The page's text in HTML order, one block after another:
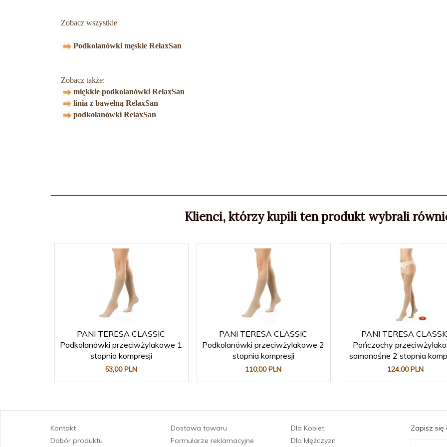
Zobacz wszystkie
Podkolanówki męskie RelaxSan
Zobacz także:
miękkie podkolanówki RelaxSan
linia z bawełną RelaxSan
podkolanówki RelaxSan
Klienci, którzy kupili ten produkt wybrali
PANI TERESA CLASSIC
Podkolanówki przeciwżylakowe 1
stopnia kompresji
53,00 PLN
PANI TERESA CLASSIC
Podkolanówki przeciwżylakowe 2
stopnia kompresji
110,00 PLN
PANI TERESA
Pończochy
samonośne 2 stopnia
124,00 PLN
Kontakt
Dobór produktu
Dostawa towaru
Formularze reklamacyjne
Dla Kobiet
Dla Mężczyzn
Zapisz się